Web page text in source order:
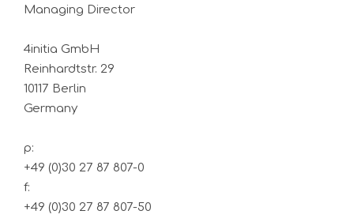
Managing Director
4initia GmbH
Reinhardtstr. 29
10117 Berlin
Germany
p:
+49 (0)30 27 87 807-0
f:
+49 (0)30 27 87 807-50